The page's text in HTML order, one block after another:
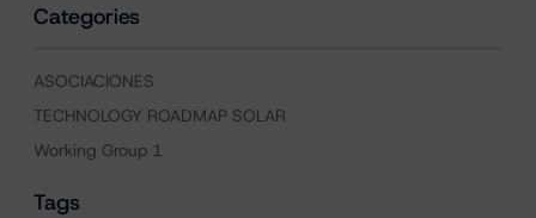
Categories
ASOCIACIONES
TECHNOLOGY ROADMAP SOLAR
Working Group 1
Tags